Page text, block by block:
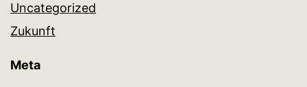
Uncategorized
Zukunft
Meta